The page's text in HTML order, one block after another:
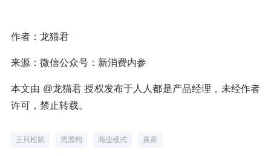
作者：龙猫君
来源：微信公众号：新消费内参
本文由 @龙猫君 授权发布于人人都是产品经理，未经作者
许可，禁止转载。
三只松鼠 周黑鸭 商业模式 喜茶